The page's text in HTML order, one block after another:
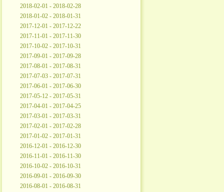
2018-02-01 - 2018-02-28
2018-01-02 - 2018-01-31
2017-12-01 - 2017-12-22
2017-11-01 - 2017-11-30
2017-10-02 - 2017-10-31
2017-09-01 - 2017-09-28
2017-08-01 - 2017-08-31
2017-07-03 - 2017-07-31
2017-06-01 - 2017-06-30
2017-05-12 - 2017-05-31
2017-04-01 - 2017-04-25
2017-03-01 - 2017-03-31
2017-02-01 - 2017-02-28
2017-01-02 - 2017-01-31
2016-12-01 - 2016-12-30
2016-11-01 - 2016-11-30
2016-10-02 - 2016-10-31
2016-09-01 - 2016-09-30
2016-08-01 - 2016-08-31